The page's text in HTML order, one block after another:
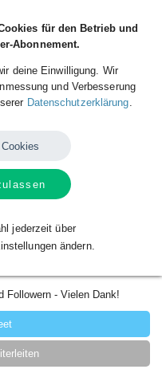
Followern - Vielen Dank!
für den Betrieb und
Abonnement.
deine Einwilligung. Wir
und Verbesserung
Datenschutzerklärung
jederzeit über
ändern.